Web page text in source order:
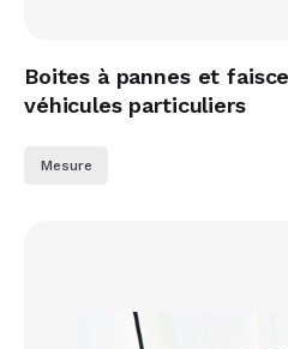
Boites à pannes et
véhicules particuliers
Mesure